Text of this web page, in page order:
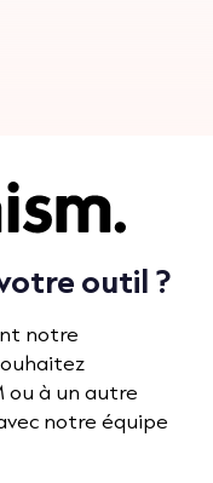
outil ?
notre
ou à un autre
notre équipe